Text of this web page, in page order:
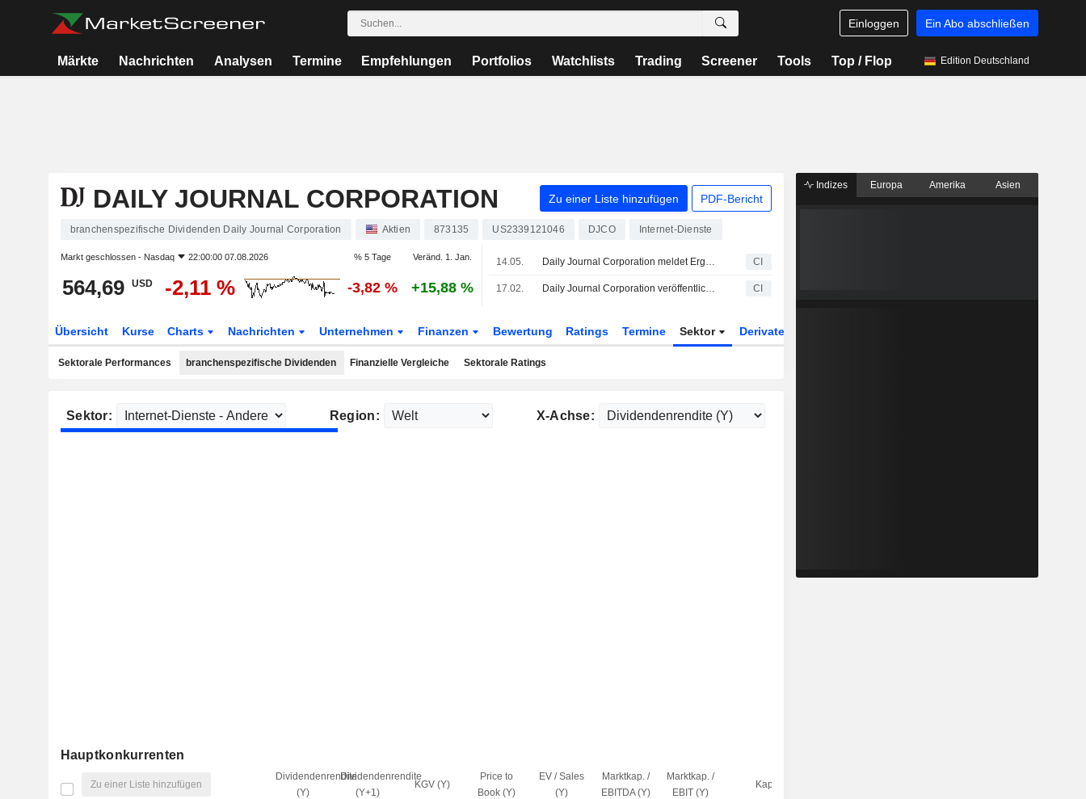
Einloggen Ein Abo abschließen
Märkte Nachrichten Analysen Termine Empfehlungen Portfolios Watchlists Trading Screener Tools Top / Flop Edition Deutschland
DAILY JOURNAL CORPORATION Zu einer Liste hinzufügen PDF-Bericht
branchenspezifische Dividenden Daily Journal Corporation Aktien 873135 US2339121046 DJCO Internet-Dienste
Markt geschlossen - Nasdaq 22:00:00 07.08.2026 % 5 Tage Veränd. 1. Jan.
564,69 USD -2,11 % -3,82 % +15,88 %
14.05. Daily Journal Corporation meldet Ergebniszahlen für das zweite Quartal und das zum 31. März 2026 endende Halbjahr CI
17.02. Daily Journal Corporation veröffentlicht Finanzergebnisse für das erste Quartal zum 31. Dezember 2025 CI
Übersicht Kurse Charts Nachrichten Unternehmen Finanzen Bewertung Ratings Termine Sektor Derivate
Sektorale Performances branchenspezifische Dividenden Finanzielle Vergleiche Sektorale Ratings
Sektor: Region: X-Achse:
Hauptkonkurrenten
Zu einer Liste hinzufügen
Dividendenrendite
(Y)
Dividendenrendite
(Y+1)
KGV (Y)
Price to
Book (Y)
EV / Sales
(Y)
Marktkap. /
EBITDA (Y)
Marktkap. /
EBIT (Y)
Kap.($)
Indizes Europa Amerika Asien